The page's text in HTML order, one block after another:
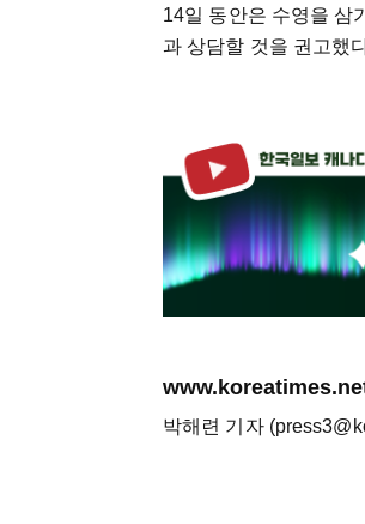
14일 동안은 수영을 삼
과 상담할 것을 권고했
박해련 기자